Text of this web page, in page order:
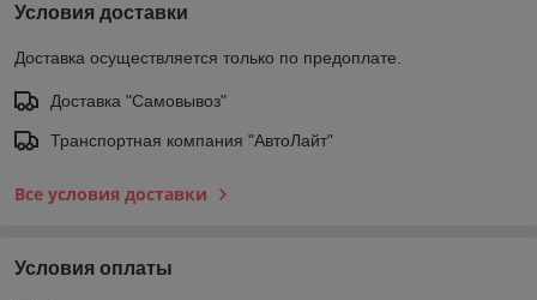
Условия доставки
Доставка осуществляется только по предоплате.
Доставка "Самовывоз"
Транспортная компания "АвтоЛайт"
Все условия доставки
Условия оплаты